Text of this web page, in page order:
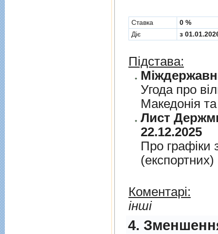
Cтавка
0 %
Діє
з
Підстава:
Угода про
Македонiя
Лист
22.12.2025
Про графiки
Коментарі:
інші
4.